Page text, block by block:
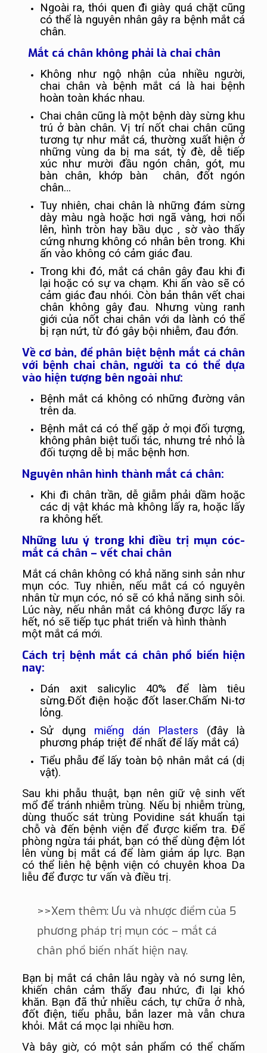
Ngoài ra, thói quen đi giày quá chặt cũng
có thể là nguyên nhân gây ra bệnh mắt cá
chân.
Mắt cá chân không phải là chai chân
Không như ngộ nhận của nhiều người,
chai chân và bệnh mắt cá là hai bệnh
hoàn toàn khác nhau.
Chai chân cũng là một bệnh dày sừng khu
trú ở bàn chân. Vị trí nốt chai chân cũng
tương tự như mắt cá, thường xuất hiện ở
những vùng da bị ma sát, tỳ đè, dễ tiếp
xúc như mười đầu ngón chân, gót, mu
bàn chân, khớp bàn chân, đốt ngón
chân…
Tuy nhiên, chai chân là những đám sừng
dày màu ngà hoặc hơi ngã vàng, hơi nổi
lên, hình tròn hay bầu dục , sờ vào thấy
cứng nhưng không có nhân bên trong. Khi
ấn vào không có cảm giác đau.
Trong khi đó, mắt cá chân gây đau khi đi
lại hoặc có sự va chạm. Khi ấn vào sẽ có
cảm giác đau nhói. Còn bản thân vết chai
chân không gây đau. Nhưng vùng ranh
giới của nốt chai chân với da lành có thể
bị rạn nứt, từ đó gây bội nhiễm, đau đớn.
Về cơ bản, để phân biệt bệnh mắt cá chân
với bệnh chai chân, người ta có thể dựa
vào hiện tượng bên ngoài như:
Bệnh mắt cá không có những đường vân
trên da.
Bệnh mắt cá có thể gặp ở mọi đối tượng,
không phân biệt tuổi tác, nhưng trẻ nhỏ là
đối tượng dễ bị mắc bệnh hơn.
Nguyên nhân hình thành mắt cá chân:
Khi đi chân trần, dễ giẫm phải dầm hoặc
các dị vật khác mà không lấy ra, hoặc lấy
ra không hết.
Những lưu ý trong khi điều trị mụn cóc-
mắt cá chân – vết chai chân
Mắt cá chân không có khả năng sinh sản như
mụn cóc. Tuy nhiên, nếu mắt cá có nguyên
nhân từ mụn cóc, nó sẽ có khả năng sinh sôi.
Lúc này, nếu nhân mắt cá không được lấy ra
hết, nó sẽ tiếp tục phát triển và hình thành
một mắt cá mới.
Cách trị bệnh mắt cá chân phổ biến hiện
nay:
Dán axit salicylic 40% để làm tiêu
sừng.Đốt điện hoặc đốt laser.Chấm Ni-tơ
lỏng.
Sử dụng miếng dán Plasters (đây là
phương pháp triệt để nhất để lấy mắt cá)
Tiểu phẫu để lấy toàn bộ nhân mắt cá (dị
vật).
Sau khi phẫu thuật, bạn nên giữ vệ sinh vết
mổ để tránh nhiễm trùng. Nếu bị nhiễm trùng,
dùng thuốc sát trùng Povidine sát khuẩn tại
chỗ và đến bệnh viện để được kiểm tra. Để
phòng ngừa tái phát, bạn có thể dùng đệm lót
lên vùng bị mắt cá để làm giảm áp lực. Bạn
có thể liên hệ bệnh viện có chuyên khoa Da
liễu để được tư vấn và điều trị.
>>Xem thêm: Ưu và nhược điểm của 5
phương pháp trị mụn cóc – mắt cá
chân phổ biến nhất hiện nay.
Bạn bị mắt cá chân lâu ngày và nó sưng lên,
khiến chân cảm thấy đau nhức, đi lại khó
khăn. Bạn đã thử nhiều cách, tự chữa ở nhà,
đốt điện, tiểu phẫu, bắn lazer mà vẫn chưa
khỏi. Mắt cá mọc lại nhiều hơn.
Và bây giờ, có một sản phẩm có thể chấm